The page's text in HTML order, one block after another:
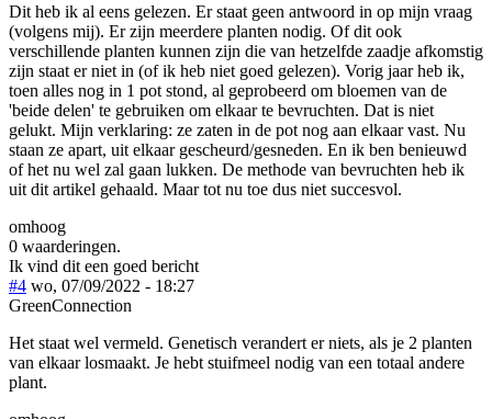
Dit heb ik al eens gelezen. Er staat geen antwoord in op mijn vraag
(volgens mij). Er zijn meerdere planten nodig. Of dit ook
verschillende planten kunnen zijn die van hetzelfde zaadje afkomstig
zijn staat er niet in (of ik heb niet goed gelezen). Vorig jaar heb ik,
toen alles nog in 1 pot stond, al geprobeerd om bloemen van de
'beide delen' te gebruiken om elkaar te bevruchten. Dat is niet
gelukt. Mijn verklaring: ze zaten in de pot nog aan elkaar vast. Nu
staan ze apart, uit elkaar gescheurd/gesneden. En ik ben benieuwd
of het nu wel zal gaan lukken. De methode van bevruchten heb ik
uit dit artikel gehaald. Maar tot nu toe dus niet succesvol.
omhoog
0 waarderingen.
Ik vind dit een goed bericht
#4 wo, 07/09/2022 - 18:27
GreenConnection
Het staat wel vermeld. Genetisch verandert er niets, als je 2 planten
van elkaar losmaakt. Je hebt stuifmeel nodig van een totaal andere
plant.